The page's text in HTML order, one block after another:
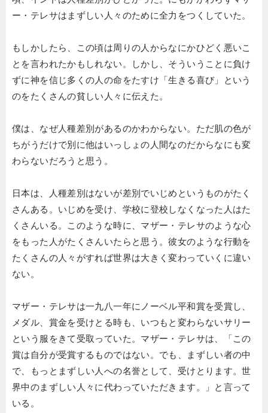
ー・テレサはまずしい人々のために全力をつくしていた。
もしかしたら、この頃は周りの人からなにかひどく悪いこ
とを言われたかもしれない。しかし、そういうことに負け
ずに神を信じ多くの人の命をたすけ「生きる喜び」という
のをたくさんの貧しい人々に伝えた。
僕は、なぜ人種差別があるのかわからない。ただ肌の色が
ちがうだけで別に他はいっしょの人間なのだからなにも変
わらないだろうと思う。
日本は、人種差別はないが差別でいじめというものがたく
さんある。いじめを受け、学校に登校しなくなった人はた
くさんいる。このような時に、マザー・テレサのような心
をもった人がたくさんいたらと思う。彼女のような行動を
たくさんの人々がすれば世界は大きく変わっていくに違い
ない。
マザー・テレサは一九八一年にノーベル平和賞を受賞し、
メダル、賞金を受けとる時も、いつもと変わらないサリー
という服をきて受取っていた。マザー・テレサは、「この
賞は自分が受賞するものではない。でも、まずしい者の中
で、もっとまずしい人への名誉として、受けとります。世
界中のまずしい人々に代わっていただきます。」と言って
いる。